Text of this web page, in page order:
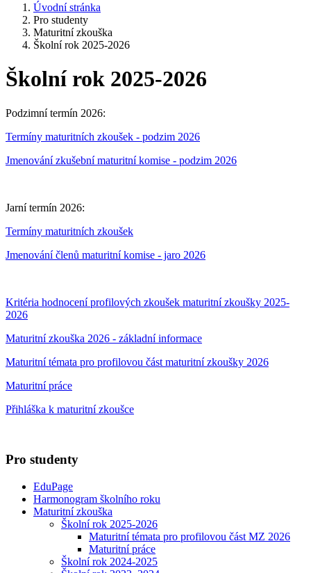
Úvodní stránka
Pro studenty
Maturitní zkouška
Školní rok 2025-2026
Školní rok 2025-2026
Podzimní termín 2026:
Termíny maturitních zkoušek - podzim 2026
Jmenování zkušební maturitní komise - podzim 2026
Jarní termín 2026:
Termíny maturitních zkoušek
Jmenování členů maturitní komise - jaro 2026
Kritéria hodnocení profilových zkoušek maturitní zkoušky 2025-
2026
Maturitní zkouška 2026 - základní informace
Maturitní témata pro profilovou část maturitní zkoušky 2026
Maturitní práce
Přihláška k maturitní zkoušce
Pro studenty
EduPage
Harmonogram školního roku
Maturitní zkouška
Školní rok 2025-2026
Maturitní témata pro profilovou část MZ 2026
Maturitní práce
Školní rok 2024-2025